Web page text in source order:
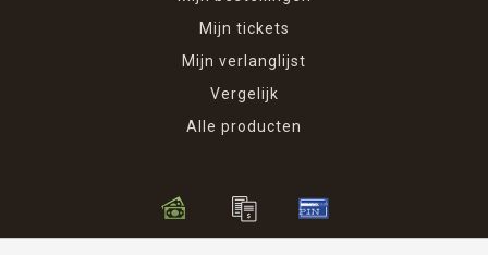
Mijn tickets
Mijn verlanglijst
Vergelijk
Alle producten